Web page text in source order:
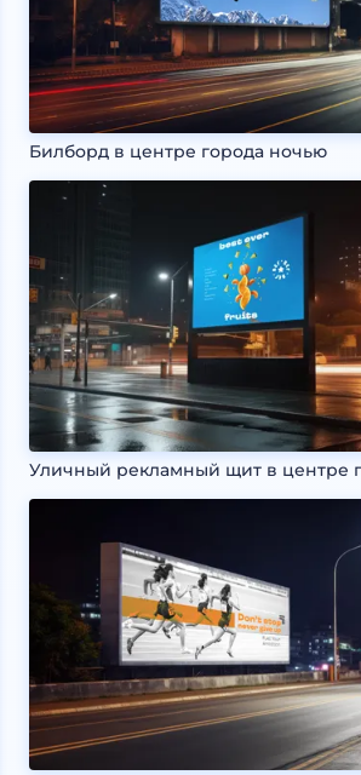
Билборд в центре города ночью
Уличный рекламный щит в центре